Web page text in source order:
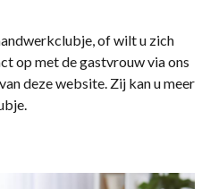
of wilt u zich
op met de gastvrouw via ons
deze website. Zij kan u meer